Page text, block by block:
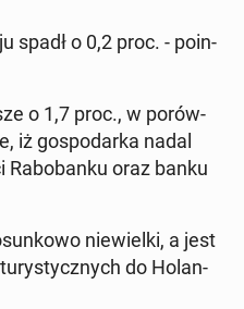
spadł o 0,2 proc. - po­in­
o 1,7 proc., w po­rów­
iż go­spo­dar­ka nadal
oraz banku
nie­wiel­ki, a jest
do Ho­lan­